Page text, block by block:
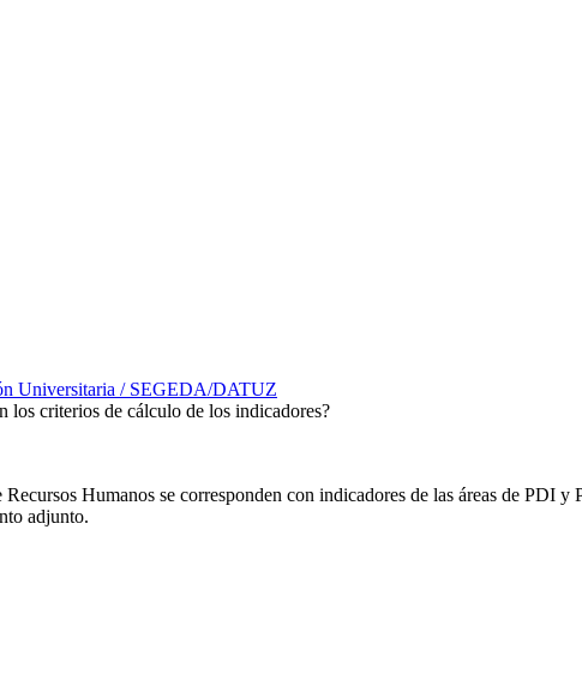
Universitaria / SEGEDA/DATUZ
los criterios de cálculo de los indicadores?
Humanos se corresponden con indicadores de las áreas de PDI
adjunto.